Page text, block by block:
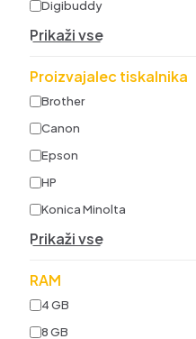
Digibuddy
Prikaži vse
Proizvajalec tiskalnika
Brother
Canon
Epson
HP
Konica Minolta
Prikaži vse
RAM
4 GB
8 GB